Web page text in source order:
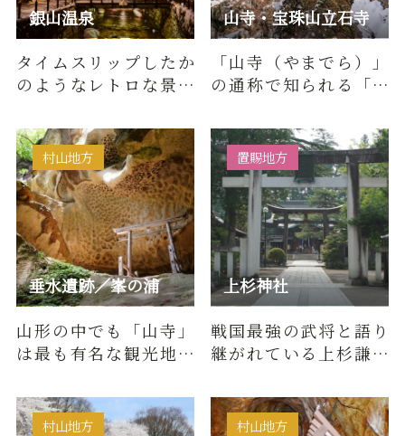
銀山温泉
タイムスリップしたか
のようなレトロな景色
山川の両岸に木造の温
泉旅館が…
山寺・宝珠山立石寺
「山寺（やまでら）」
の通称で知られる「宝
さんりっしゃくじ）」
は、貞観…
垂水遺跡／峯の浦
村山地方
山形の中でも「山寺」
は最も有名な観光地の
奥地に”裏山寺”と…
上杉神社
置賜地方
戦国最強の武将と語り
継がれている上杉謙信
丸跡に建立された上杉
神社。上…
村山地方 村山地方